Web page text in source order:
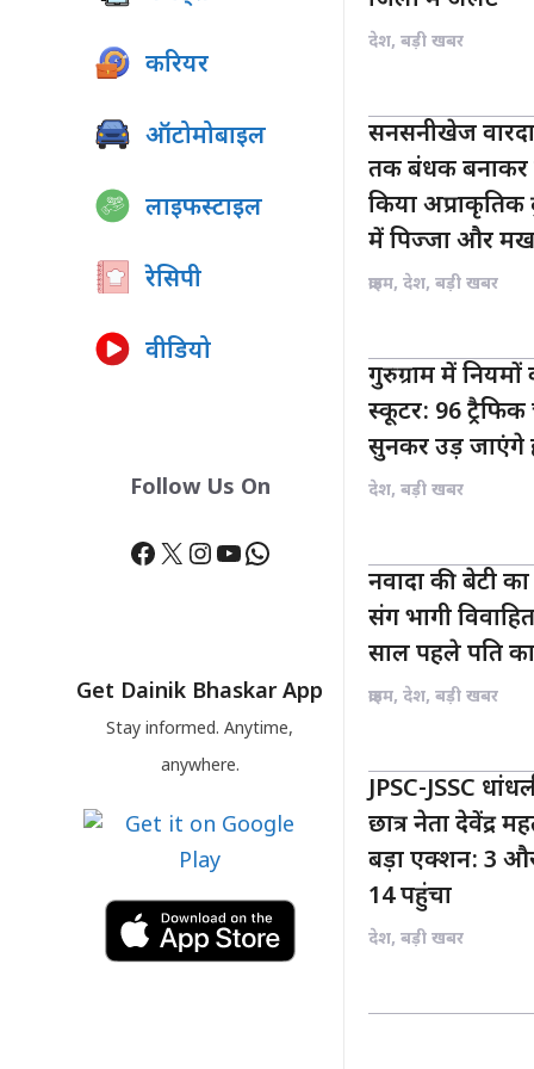
देश, बड़ी खबर
सनसनीखेज
तक बंधक बनाकर
किया
में पिज्जा और
क्राइम, देश, बड़ी खबर
गुरुग्राम में
स्कूटर: 96
सुनकर उड़ जाएंगे
देश, बड़ी खबर
नवादा की बेटी
संग भागी
साल पहले पति
क्राइम, देश, बड़ी खबर
JPSC-JSSC
छात्र नेता देवेंद्र
बड़ा एक्शन: 3
14 पहुंचा
देश, बड़ी खबर
करियर
ऑटोमोबाइल
लाइफस्टाइल
रेसिपी
वीडियो
Follow Us On
Facebook
X Instagram
YouTube
WhatsApp
Get Dainik Bhaskar App
Stay informed. Anytime,
anywhere.